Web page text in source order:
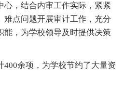
心，结合内审工作实际，紧紧
难点问题开展审计工作，充分
能，为学校领导及时提供决策
400余项，为学校节约了大量资